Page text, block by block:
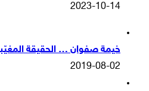
2023-10-14
خيمة صفوان … الحقيقة
2019-08-02